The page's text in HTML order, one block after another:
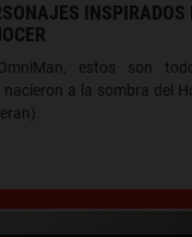
INSPIRADOS
estos son
a la sombra del